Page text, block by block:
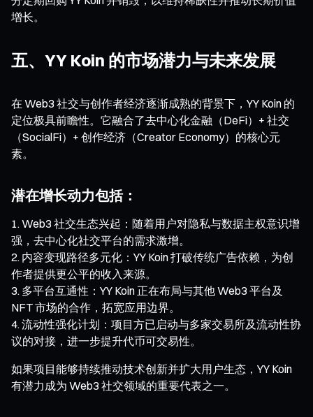
增长。
五、YY Koin 的市场潜力与未来发展
在 Web3 社交与创作者经济逐渐成熟的背景下，YY Koin 的
定位极具前瞻性。它融合了去中心化金融（DeFi）+ 社交
（SocialFi）+ 创作经济（Creator Economy）的核心元
素。
潜在增长动力包括：
Web3 社交生态兴起：随着用户对隐私与数据主权意识增
强，去中心化社交平台的需求激增。
内容变现路径多元化：YY Koin 打破传统广告依赖，为创
作者提供更公平的收入来源。
多平台互通性：YY Koin 正在布局与其他 Web3 平台及
NFT 市场的合作，拓宽应用边界。
流动性强化计划：项目方已启动与多家交易所及流动性协
议的对接，进一步提升代币可交易性。
如果项目能够持续推动技术创新并扩大用户生态，YY Koin
有潜力成为 Web3 社交领域的重要代表之一。